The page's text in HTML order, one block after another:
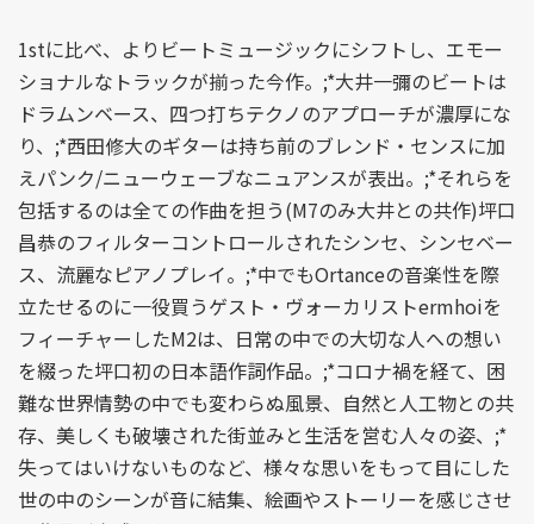
1stに比べ、よりビートミュージックにシフトし、エモー
ショナルなトラックが揃った今作。;*大井一彌のビートは
ドラムンベース、四つ打ちテクノのアプローチが濃厚にな
り、;*西田修大のギターは持ち前のブレンド・センスに加
えパンク/ニューウェーブなニュアンスが表出。;*それらを
包括するのは全ての作曲を担う(M7のみ大井との共作)坪口
昌恭のフィルターコントロールされたシンセ、シンセベー
ス、流麗なピアノプレイ。;*中でもOrtanceの音楽性を際
立たせるのに一役買うゲスト・ヴォーカリストermhoiを
フィーチャーしたM2は、日常の中での大切な人への想い
を綴った坪口初の日本語作詞作品。;*コロナ禍を経て、困
難な世界情勢の中でも変わらぬ風景、自然と人工物との共
存、美しくも破壊された街並みと生活を営む人々の姿、;*
失ってはいけないものなど、様々な思いをもって目にした
世の中のシーンが音に結集、絵画やストーリーを感じさせ